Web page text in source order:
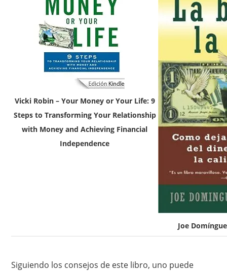
Vicki Robin – Your Money or Your Life: 9
Steps to Transforming Your Relationship
with Money and Achieving Financial
Independence
Joe
Siguiendo los consejos de este libro, uno puede